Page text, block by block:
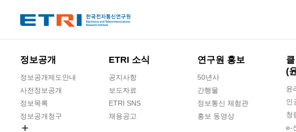
정보공개
정보공개제도안내
사전정보공개
정보목록
정보공개청구
ETRI 소식
공지사항
보도자료
ETRI SNS
채용공고
연구원 홍보
50년사
간행물
정보통신 체험관
홍보 동영상
(
윤
인
청
e-